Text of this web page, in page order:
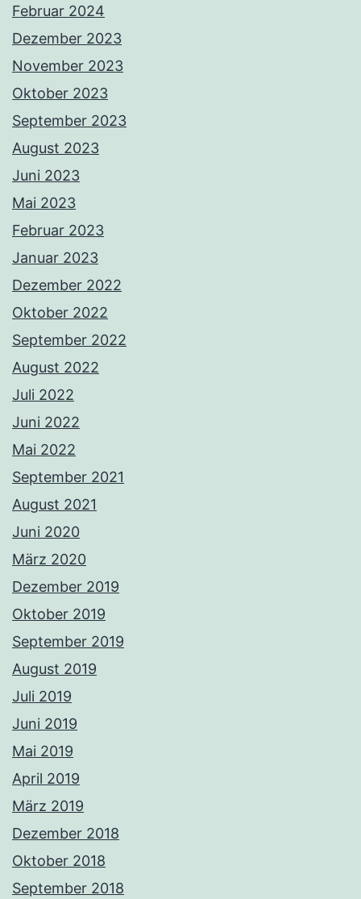
Februar 2024
Dezember 2023
November 2023
Oktober 2023
September 2023
August 2023
Juni 2023
Mai 2023
Februar 2023
Januar 2023
Dezember 2022
Oktober 2022
September 2022
August 2022
Juli 2022
Juni 2022
Mai 2022
September 2021
August 2021
Juni 2020
März 2020
Dezember 2019
Oktober 2019
September 2019
August 2019
Juli 2019
Juni 2019
Mai 2019
April 2019
März 2019
Dezember 2018
Oktober 2018
September 2018